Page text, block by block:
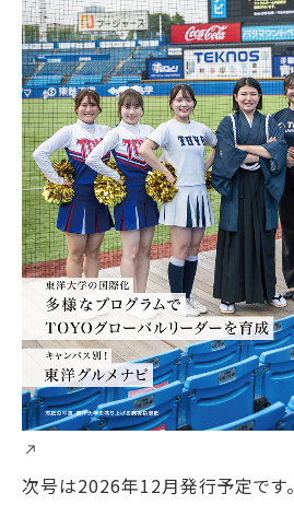
次号は2026年12月発行予定です。